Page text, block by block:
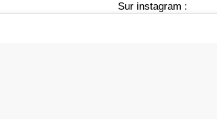
Sur instagram :